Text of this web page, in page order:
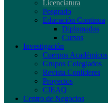
Licenciatura
Posgrado
Educación Continua
Diplomados
Cursos
Investigación
Cuerpos Académicos
Grupos Colegiados
Revista Conlíderes
Proyectos
CIEAQ
Centro de Negocios